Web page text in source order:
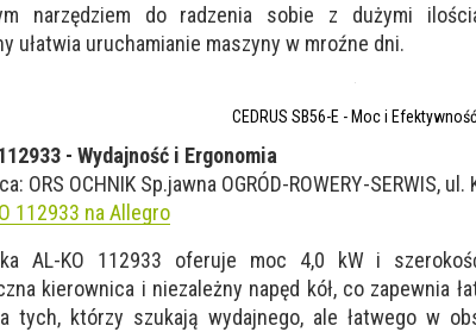
narzędziem do radzenia sobie z dużymi
ułatwia uruchamianie maszyny w mroźne dni.
CEDRUS SB56-E - Moc i Efektywność
- Wydajność i Ergonomia
ORS OCHNIK Sp.jawna OGRÓD-ROWERY-SERWIS,
112933 na Allegro
AL-KO 112933 oferuje moc 4,0 kW i
kierownica i niezależny napęd kół, co zapewnia
tych, którzy szukają wydajnego, ale łatwego w